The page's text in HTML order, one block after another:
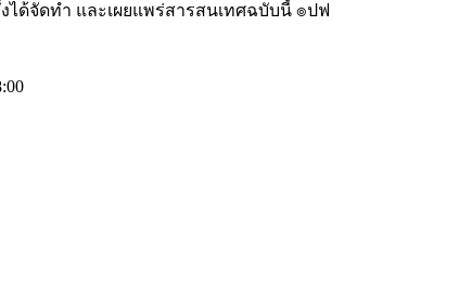
ด้จัดทำ และเผยแพร่สารสนเทศฉบับนี้ ๏ปฟ